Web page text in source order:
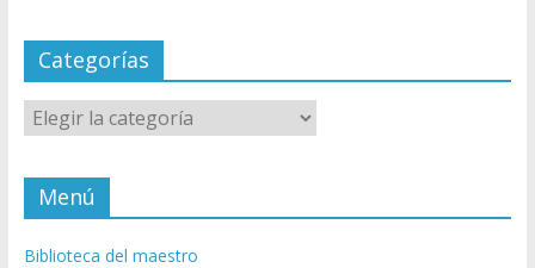
Categorías
Categorías
Menú
Biblioteca del maestro